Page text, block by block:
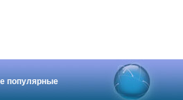
популярные